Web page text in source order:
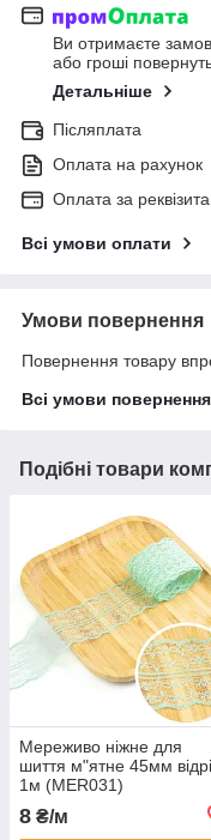
Ви отримаєте
або гроші
Детальніше
Післяплата
Оплата на рахунок
Оплата за
Всі умови оплати
Умови повернення
Повернення товару
Всі умови повернення
Подібні товари
Мереживо ніжне для
шиття м"ятне 45мм
1м (MER031)
8 ₴/м